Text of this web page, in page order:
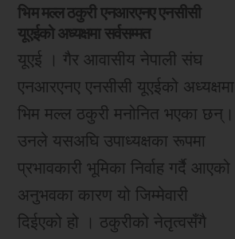
भिम मल्ल ठकुरी एनआरएनए एनसीसी
यूएईको अध्यक्षमा सर्वसम्मत
यूएई । गैर आवासीय नेपाली संघ
एनआरएनए एनसीसी यूएईको अध्यक्षमा
भिम मल्ल ठकुरी मनोनित भएका छन्।
उनले यसअघि उपाध्यक्षका रूपमा
प्रभावकारी भूमिका निर्वाह गर्दै आएको
अनुभवका कारण यो जिम्मेवारी
दिईएको हो । ठकुरीको नेतृत्वसँगै